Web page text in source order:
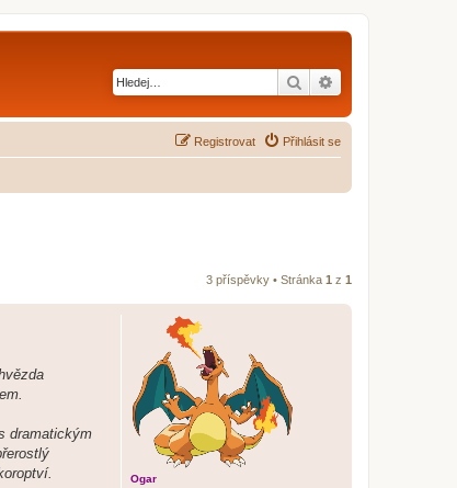
Hledat
Přihlásit se
Registrovat
3 příspěvky • Stránka 1 z 1
Ogar
dramatickým